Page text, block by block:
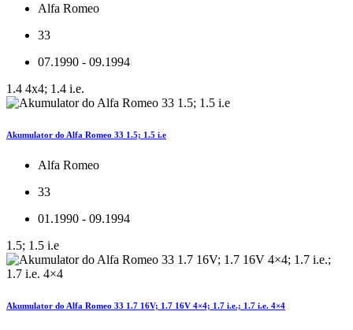
Alfa Romeo
33
07.1990 - 09.1994
1.4 4x4; 1.4 i.e.
Akumulator do Alfa Romeo 33 1.5; 1.5 i.e
Alfa Romeo
33
01.1990 - 09.1994
1.5; 1.5 i.e
Akumulator do Alfa Romeo 33 1.7 16V; 1.7 16V 4×4; 1.7 i.e.; 1.7 i.e. 4×4